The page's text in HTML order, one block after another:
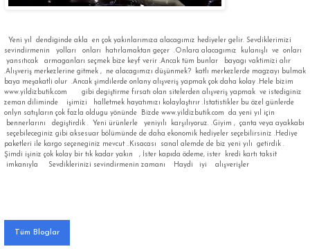
Yeni yıl dendiginde akla en çok yakınlarımıza alacagımız hediyeler gelir. Sevdiklerimizi
sevindirmenin yolları onları hatırlamaktan geçer .Onlara alacagımız kulanışlı ve onları
yansıtıcak armaganları seçmek bize keyf verir .Ancak tüm bunlar bayagı vaktimizi alır
.Alışveriş merkezlerine gitmek , ne alacagımızı düşünmek? katlı merkezlerde magzayı bulmak
baya meşakatli olur .Ancak şimdilerde onlany alışveriş yapmak çok daha kolay .Hele bizim
www.yildizbutik.com gibi degiştirme fırsatı olan sitelerden alışveriş yapmak ve istediginiz
zeman diliminde işimizi halletmek hayatımızı kolaylaştırır .İstatistikler bu özel günlerde
onlyn satışların çok fazla oldugu yönünde Bizde www.yildizbutik.com da yeni yıl için
bennerlarını degiştirdik . Yeni ürünlerle yeniyılı karşılıyoruz. .Giyim , çanta veya ayakkabı
seçebileceginiz gibi aksesuar bölümünde de daha ekonomik hediyeler seçebilirsiniz .Hediye
paketleri ile kargo seçeneginiz mevcut ..Kısacası sanal alemde de biz yeni yılı getirdik .
Şimdi işiniz çok kolay bir tık kadar yakın , İster kapıda ödeme, ister kredi kartı taksit
imkanıyla Sevdiklerinizi sevindirmenin zamanı Haydi iyi alışverişler
Tüm Bloglar